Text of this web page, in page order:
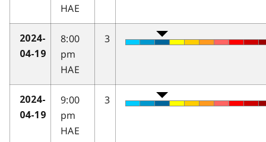
HAE
2024-
04-19
8:00
pm
HAE
3
2024-
04-19
9:00
pm
HAE
3